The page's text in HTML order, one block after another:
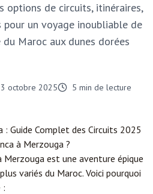
options de circuits, itinéraires,
un voyage inoubliable de
Maroc aux dunes dorées
octobre 2025 5 min de lecture
: Guide Complet des Circuits 2025
à Merzouga ?
Merzouga est une aventure épique
variés du Maroc. Voici pourquoi
: